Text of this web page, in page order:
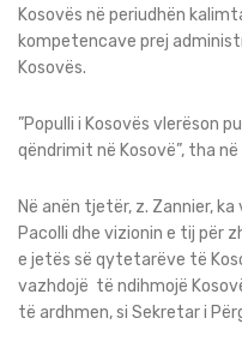
Kosovës në periudhën
kompetencave prej
Kosovës.
”Populli i Kosovës vlerëson
qëndrimit në Kosovë”, tha
Në anën tjetër, z. Zannier,
Pacolli dhe vizionin e tij për
e jetës së qytetarëve të
vazhdojë të ndihmojë
të ardhmen, si Sekretar i